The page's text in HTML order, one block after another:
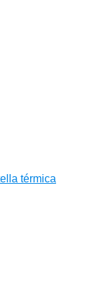
térmica